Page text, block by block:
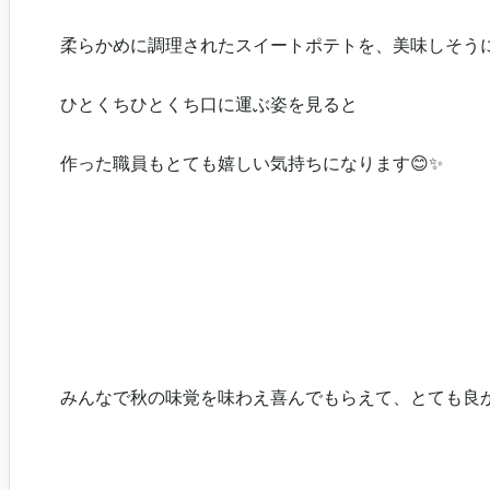
柔らかめに調理されたスイートポテトを、美味しそう
ひとくちひとくち口に運ぶ姿を見ると
作った職員もとても嬉しい気持ちになります😊✨
みんなで秋の味覚を味わえ喜んでもらえて、とても良